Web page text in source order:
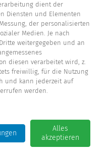
dient der
Diensten und Elementen
der personalisierten
Medien. Je nach
weitergegeben und an
diesen verarbeitet wird, z.
freiwillig, für die Nutzung
und kann jederzeit auf
werden.
Alles
akzeptieren